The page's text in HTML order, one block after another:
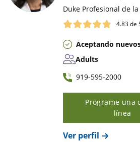
Duke Profesional de
4.83de
Aceptando
Adults
919-595-2000
Programe una
línea
Ver perfil